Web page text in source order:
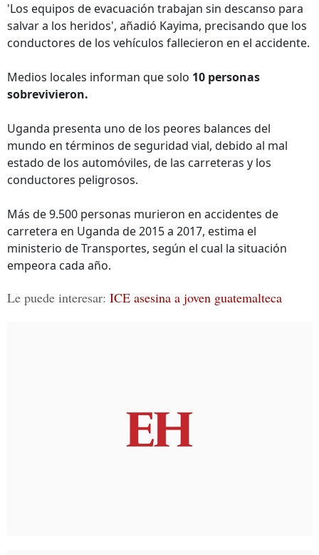
'Los equipos de evacuación trabajan sin descanso para
salvar a los heridos', añadió Kayima, precisando que los
conductores de los vehículos fallecieron en el accidente.
Medios locales informan que solo 10 personas
sobrevivieron.
Uganda presenta uno de los peores balances del
mundo en términos de seguridad vial, debido al mal
estado de los automóviles, de las carreteras y los
conductores peligrosos.
Más de 9.500 personas murieron en accidentes de
carretera en Uganda de 2015 a 2017, estima el
ministerio de Transportes, según el cual la situación
empeora cada año.
Le puede interesar: ICE asesina a joven guatemalteca